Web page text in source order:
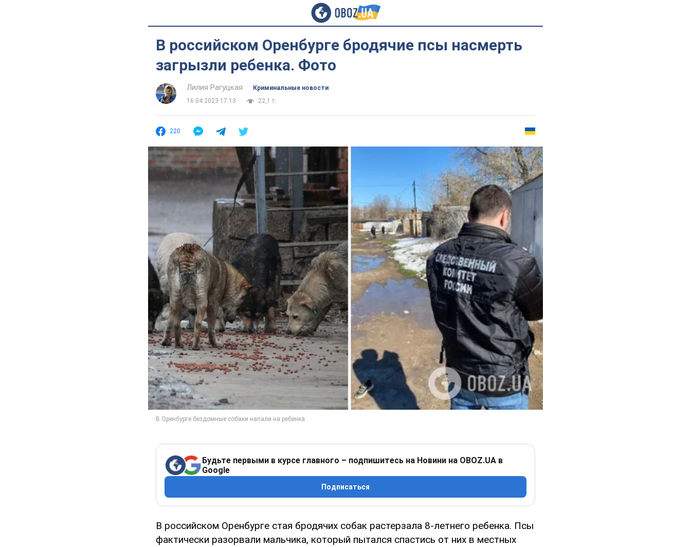
В российском Оренбурге бродячие псы насмерть
загрызли ребенка. Фото
Лилия Рагуцкая
Криминальные новости
16.04.2023 17:13
22,1 т.
220
Будьте первыми в курсе главного – подпишитесь на Новини на OBOZ.UA в
Google
Подписаться
В российском Оренбурге стая бродячих собак растерзала 8-летнего ребенка. Псы
фактически разорвали мальчика, который пытался спастись от них в местных